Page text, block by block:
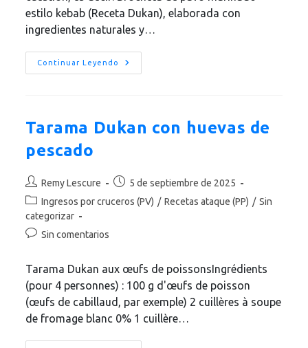
estilo kebab (Receta Dukan), elaborada con
ingredientes naturales y…
Continuar Leyendo
Brocheta
De
(Receta
Dukan)
Tarama Dukan con huevas de
pescado
Autor
de
entrada:
Remy Lescure
Publicación
5 de septiembre de 2025
Categoría
de
la
Ingresos por cruceros (PV) / Recetas ataque (PP) / Sin
categorizar
Comentarios
entrada:
Sin comentarios
Tarama Dukan aux œufs de poissonsIngrédients
(pour 4 personnes) : 100 g d'œufs de poisson
(œufs de cabillaud, par exemple) 2 cuillères à soupe
de fromage blanc 0% 1 cuillère…